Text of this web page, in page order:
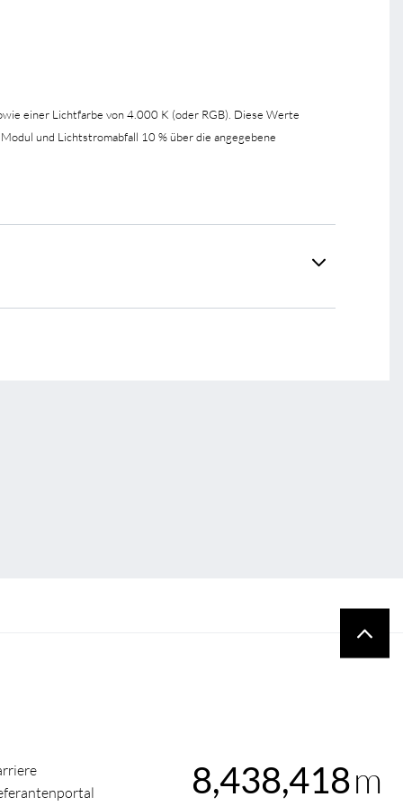
einer Lichtfarbe von 4.000 K (oder RGB). Diese Werte
und Lichtstromabfall 10 % über die angegebene
8,438,418m